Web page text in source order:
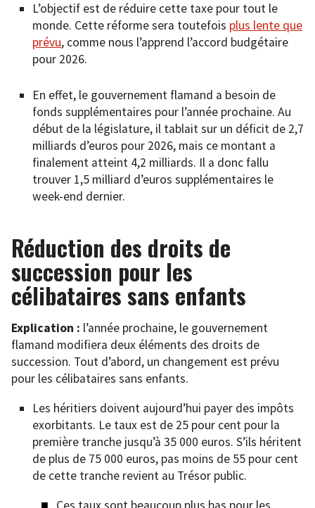
L’objectif est de réduire cette taxe pour tout le
monde. Cette réforme sera toutefois plus lente que
prévu, comme nous l’apprend l’accord budgétaire
pour 2026.
En effet, le gouvernement flamand a besoin de
fonds supplémentaires pour l’année prochaine. Au
début de la législature, il tablait sur un déficit de 2,7
milliards d’euros pour 2026, mais ce montant a
finalement atteint 4,2 milliards. Il a donc fallu
trouver 1,5 milliard d’euros supplémentaires le
week-end dernier.
Réduction des droits de
succession pour les
célibataires sans enfants
Explication : l’année prochaine, le gouvernement
flamand modifiera deux éléments des droits de
succession. Tout d’abord, un changement est prévu
pour les célibataires sans enfants.
Les héritiers doivent aujourd’hui payer des impôts
exorbitants. Le taux est de 25 pour cent pour la
première tranche jusqu’à 35 000 euros. S’ils héritent
de plus de 75 000 euros, pas moins de 55 pour cent
de cette tranche revient au Trésor public.
Ces taux sont beaucoup plus bas pour les